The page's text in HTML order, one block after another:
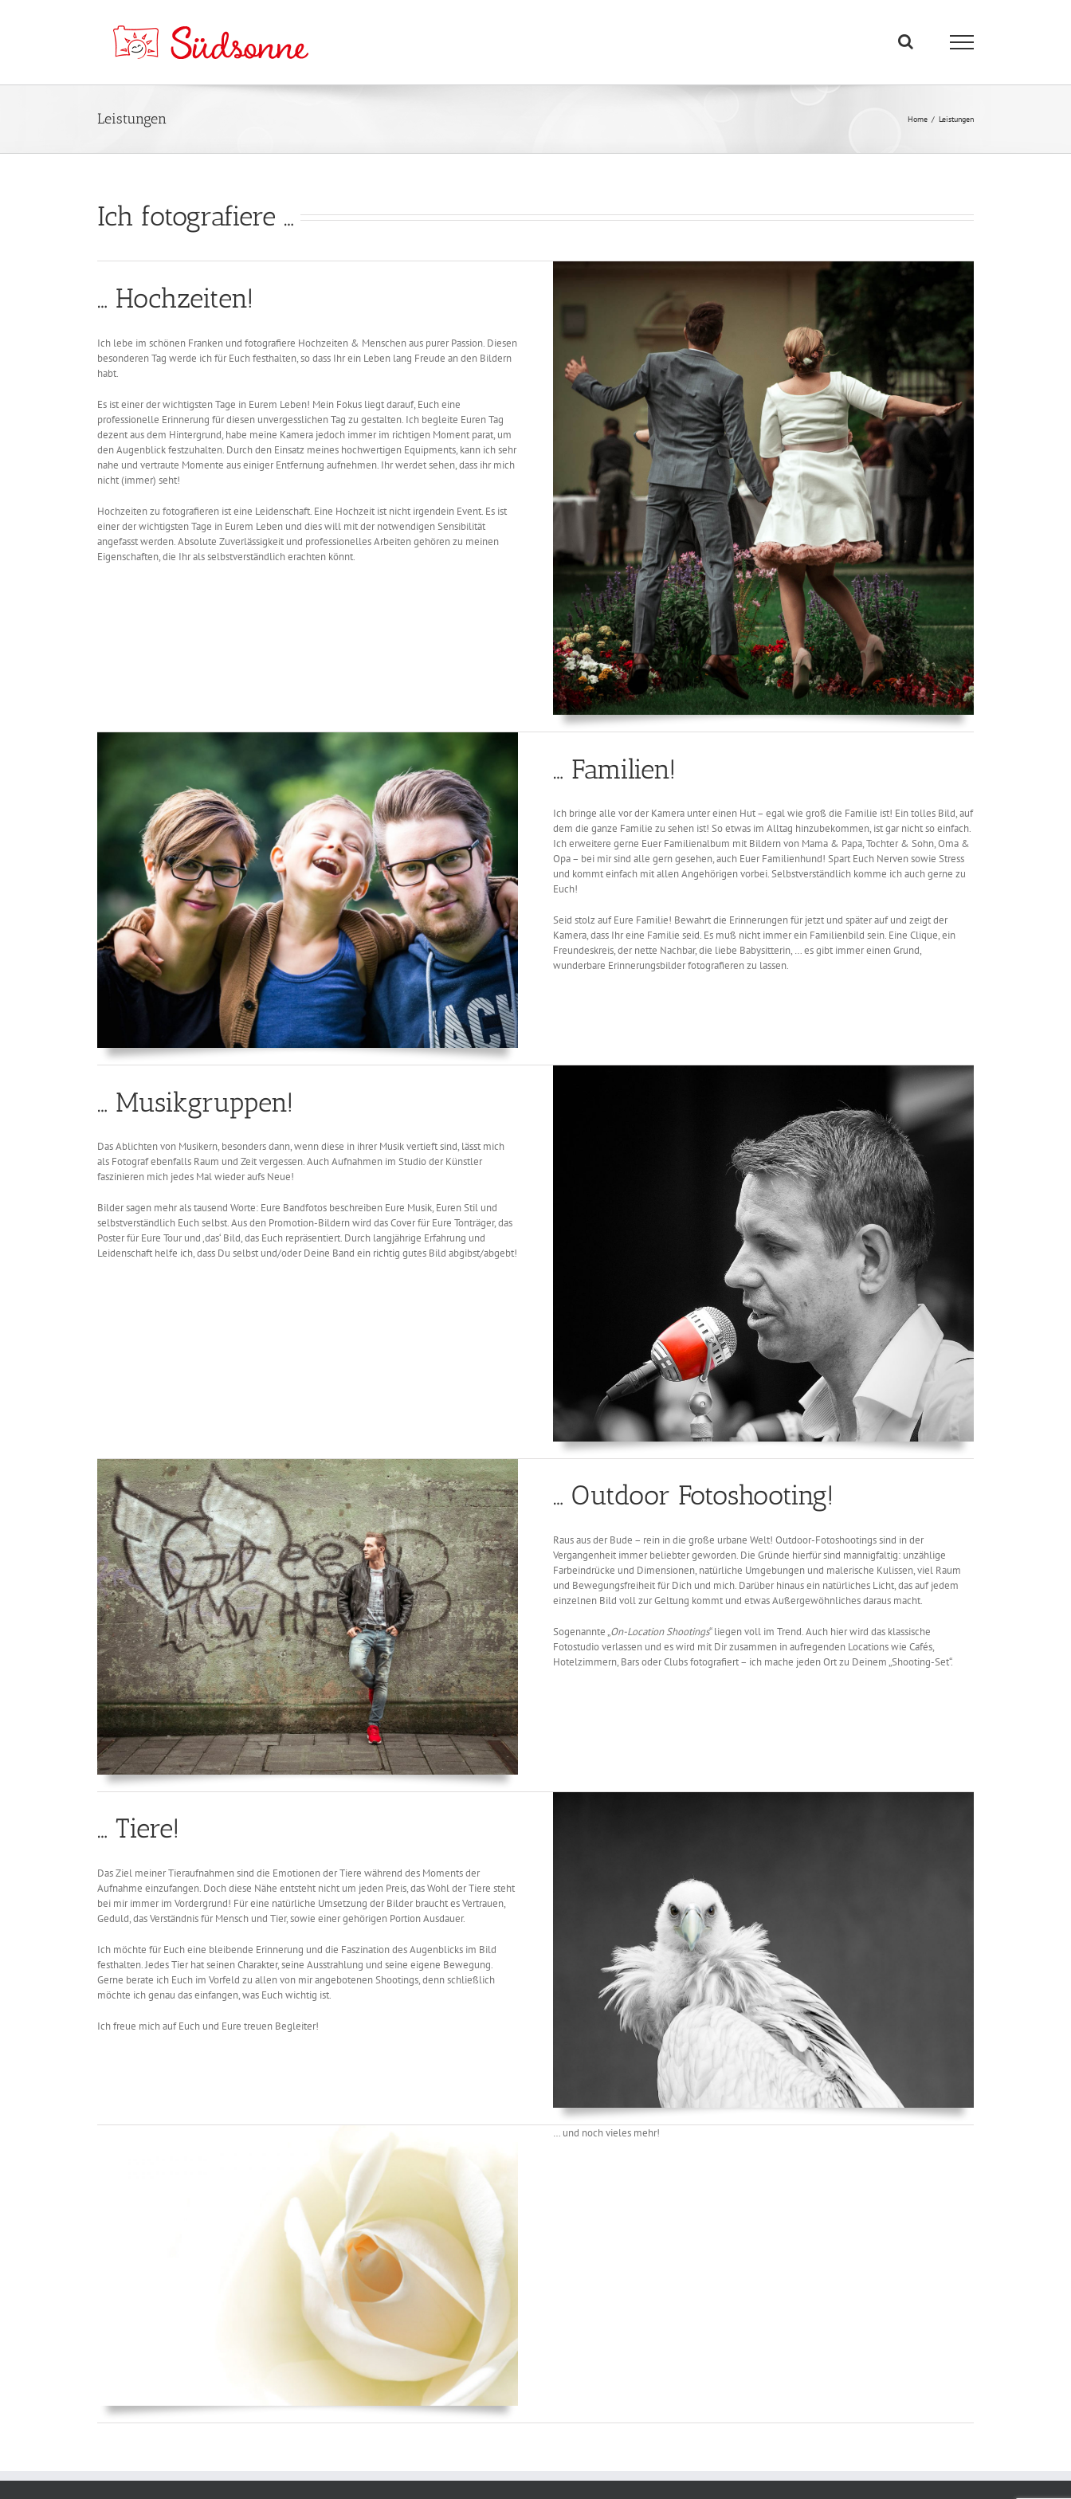
Leistungen Home / Leistungen
Ich fotografiere …
… Hochzeiten!
Ich lebe im schönen Franken und fotografiere Hochzeiten & Menschen aus purer Passion. Diesen
besonderen Tag werde ich für Euch festhalten, so dass Ihr ein Leben lang Freude an den Bildern
habt.
Es ist einer der wichtigsten Tage in Eurem Leben! Mein Fokus liegt darauf, Euch eine
professionelle Erinnerung für diesen unvergesslichen Tag zu gestalten. Ich begleite Euren Tag
dezent aus dem Hintergrund, habe meine Kamera jedoch immer im richtigen Moment parat, um
den Augenblick festzuhalten. Durch den Einsatz meines hochwertigen Equipments, kann ich sehr
nahe und vertraute Momente aus einiger Entfernung aufnehmen. Ihr werdet sehen, dass ihr mich
nicht (immer) seht!
Hochzeiten zu fotografieren ist eine Leidenschaft. Eine Hochzeit ist nicht irgendein Event. Es ist
einer der wichtigsten Tage in Eurem Leben und dies will mit der notwendigen Sensibilität
angefasst werden. Absolute Zuverlässigkeit und professionelles Arbeiten gehören zu meinen
Eigenschaften, die Ihr als selbstverständlich erachten könnt.
… Familien!
Ich bringe alle vor der Kamera unter einen Hut – egal wie groß die Familie ist! Ein tolles Bild, auf
dem die ganze Familie zu sehen ist! So etwas im Alltag hinzubekommen, ist gar nicht so einfach.
Ich erweitere gerne Euer Familienalbum mit Bildern von Mama & Papa, Tochter & Sohn, Oma &
Opa – bei mir sind alle gern gesehen, auch Euer Familienhund! Spart Euch Nerven sowie Stress
und kommt einfach mit allen Angehörigen vorbei. Selbstverständlich komme ich auch gerne zu
Euch!
Seid stolz auf Eure Familie! Bewahrt die Erinnerungen für jetzt und später auf und zeigt der
Kamera, dass Ihr eine Familie seid. Es muß nicht immer ein Familienbild sein. Eine Clique, ein
Freundeskreis, der nette Nachbar, die liebe Babysitterin, … es gibt immer einen Grund,
wunderbare Erinnerungsbilder fotografieren zu lassen.
… Musikgruppen!
Das Ablichten von Musikern, besonders dann, wenn diese in ihrer Musik vertieft sind, lässt mich
als Fotograf ebenfalls Raum und Zeit vergessen. Auch Aufnahmen im Studio der Künstler
faszinieren mich jedes Mal wieder aufs Neue!
Bilder sagen mehr als tausend Worte: Eure Bandfotos beschreiben Eure Musik, Euren Stil und
selbstverständlich Euch selbst. Aus den Promotion-Bildern wird das Cover für Eure Tonträger, das
Poster für Eure Tour und ‚das‘ Bild, das Euch repräsentiert. Durch langjährige Erfahrung und
Leidenschaft helfe ich, dass Du selbst und/oder Deine Band ein richtig gutes Bild abgibst/abgebt!
… Outdoor Fotoshooting!
Raus aus der Bude – rein in die große urbane Welt! Outdoor-Fotoshootings sind in der
Vergangenheit immer beliebter geworden. Die Gründe hierfür sind mannigfaltig: unzählige
Farbeindrücke und Dimensionen, natürliche Umgebungen und malerische Kulissen, viel Raum
und Bewegungsfreiheit für Dich und mich. Darüber hinaus ein natürliches Licht, das auf jedem
einzelnen Bild voll zur Geltung kommt und etwas Außergewöhnliches daraus macht.
Sogenannte „On-Location Shootings“ liegen voll im Trend. Auch hier wird das klassische
Fotostudio verlassen und es wird mit Dir zusammen in aufregenden Locations wie Cafés,
Hotelzimmern, Bars oder Clubs fotografiert – ich mache jeden Ort zu Deinem „Shooting-Set“.
… Tiere!
Das Ziel meiner Tieraufnahmen sind die Emotionen der Tiere während des Moments der
Aufnahme einzufangen. Doch diese Nähe entsteht nicht um jeden Preis, das Wohl der Tiere steht
bei mir immer im Vordergrund! Für eine natürliche Umsetzung der Bilder braucht es Vertrauen,
Geduld, das Verständnis für Mensch und Tier, sowie einer gehörigen Portion Ausdauer.
Ich möchte für Euch eine bleibende Erinnerung und die Faszination des Augenblicks im Bild
festhalten. Jedes Tier hat seinen Charakter, seine Ausstrahlung und seine eigene Bewegung.
Gerne berate ich Euch im Vorfeld zu allen von mir angebotenen Shootings, denn schließlich
möchte ich genau das einfangen, was Euch wichtig ist.
Ich freue mich auf Euch und Eure treuen Begleiter!
… und noch vieles mehr!